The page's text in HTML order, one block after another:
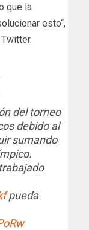
que la
esto“,
del torneo
debido al
sumando
pueda